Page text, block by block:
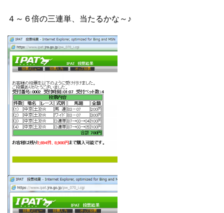
４～６倍の三連単、当たるかな～♪